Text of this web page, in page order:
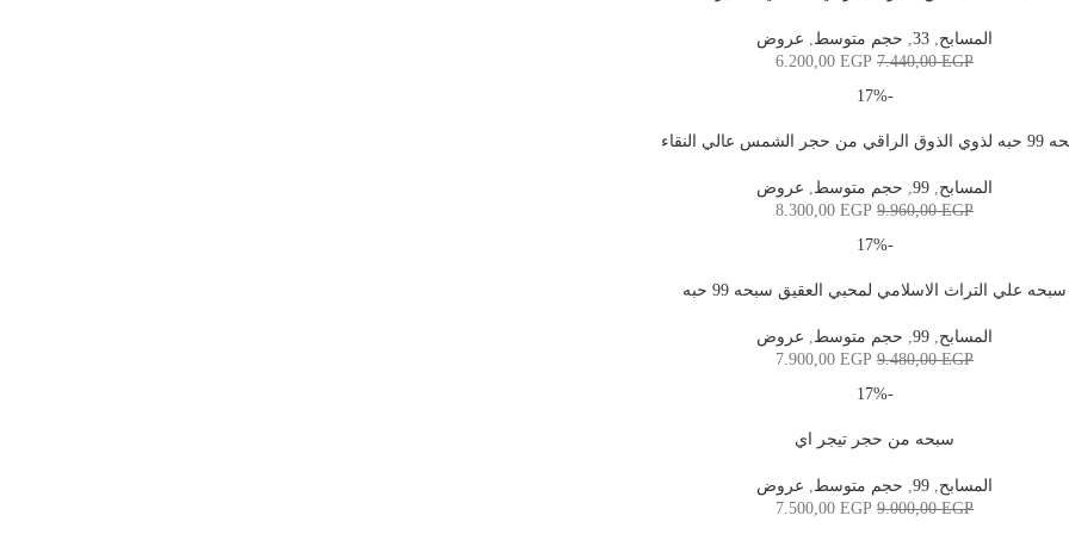
المسابح,
33
, حجم متوسط, عروض
7.440,00EGP
6.200,00 EGP
-17%
حجر الشمس عالي النقاء
المسابح,
99
, حجم متوسط, عروض
9.960,00EGP
8.300,00 EGP
-17%
سبحه علي التراث الاسلامي لمحبي العقيق سبحه 99 حبه
المسابح,
99
, حجم متوسط, عروض
9.480,00EGP
7.900,00 EGP
-17%
سبحه من حجر تيجر اي
المسابح,
99
, حجم متوسط, عروض
9.000,00EGP
7.500,00 EGP